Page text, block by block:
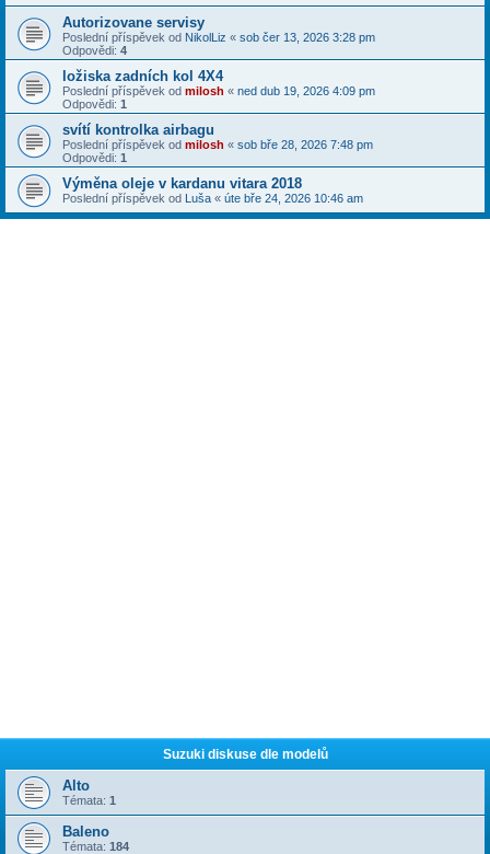
Autorizovane servisy
Poslední příspěvek od NikolLiz « sob čer 13, 2026 3:28 pm
Odpovědi: 4
ložiska zadních kol 4X4
Poslední příspěvek od milosh « ned dub 19, 2026 4:09 pm
Odpovědi: 1
svítí kontrolka airbagu
Poslední příspěvek od milosh « sob bře 28, 2026 7:48 pm
Odpovědi: 1
Výměna oleje v kardanu vitara 2018
Poslední příspěvek od Luša « úte bře 24, 2026 10:46 am
Suzuki diskuse dle modelů
Alto
Témata: 1
Baleno
Témata: 184